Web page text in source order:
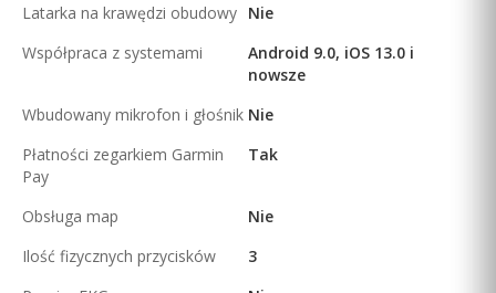
Latarka na krawędzi obudowy Nie
Współpraca z systemami
Android 9.0, iOS 13.0 i
nowsze
Wbudowany mikrofon i głośnik Nie
Płatności zegarkiem Garmin
Pay
Tak
Obsługa map
Nie
Ilość fizycznych przycisków
3